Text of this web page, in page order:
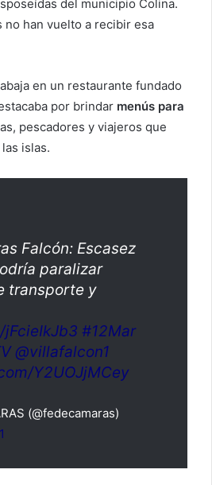
del municipio Colina.
no han vuelto a recibir esa
en un restaurante fundado
por brindar menús para
pescadores y viajeros que
islas.
Falcón: Escasez
paralizar
transporte y
#12Mar
@villafalcon1
Y2UOJjMCey
(@fedecamaras)